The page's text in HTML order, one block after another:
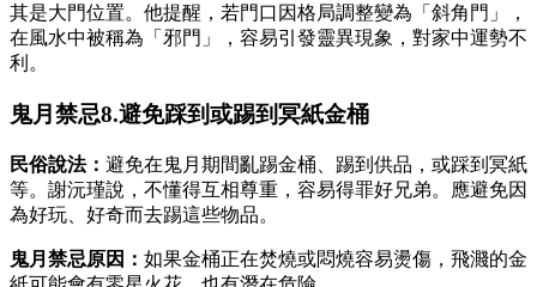
其是大門位置。他提醒，若門口因格局調整變為「斜角門」，
在風水中被稱為「邪門」，容易引發靈異現象，對家中運勢不
利。
鬼月禁忌8.避免踩到或踢到冥紙金桶
民俗說法： 避免在鬼月期間亂踢金桶、踢到供品，或踩到冥紙
等。謝沅瑾說，不懂得互相尊重，容易得罪好兄弟。應避免因
為好玩、好奇而去踢這些物品。
鬼月禁忌原因： 如果金桶正在焚燒或悶燒容易燙傷，飛濺的金